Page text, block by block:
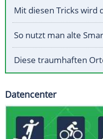
Mit diesen Tricks wird
So nutzt man alte
Diese traumhaften
Datencenter